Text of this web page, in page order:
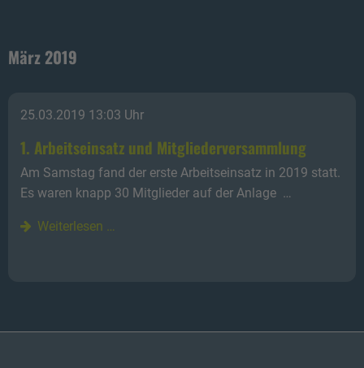
März 2019
25.03.2019 13:03 Uhr
1. Arbeitseinsatz und Mitgliederversammlung
Am Samstag fand der erste Arbeitseinsatz in 2019 statt.
Es waren knapp 30 Mitglieder auf der Anlage …
Weiterlesen …